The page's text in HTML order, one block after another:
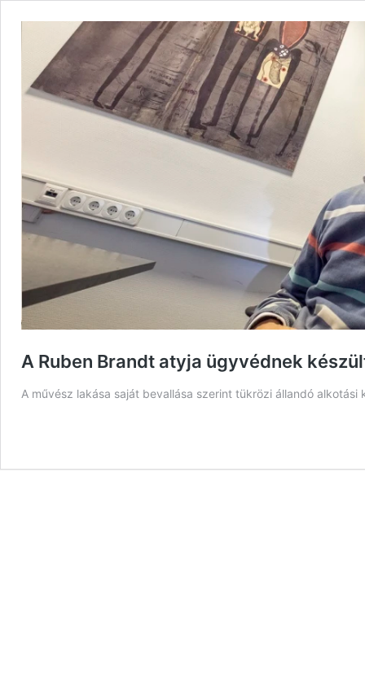
A Ruben Brandt atyja ügyvédnek
A művész lakása saját bevallása szerint tükrözi állandó